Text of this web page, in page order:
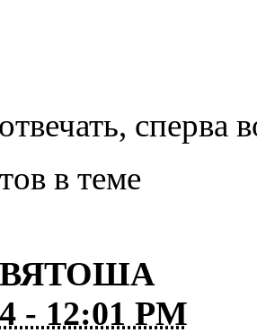
сперва
в теме
- 12:01 PM